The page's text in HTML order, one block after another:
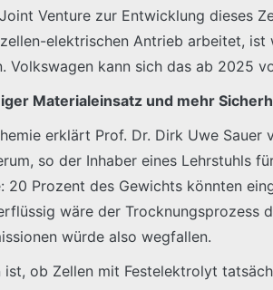
Venture zur Entwicklung dieses
elektrischen Antrieb arbeitet,
Volkswagen kann sich das ab 2025
Materialeinsatz und mehr
erklärt Prof. Dr. Dirk Uwe
so der Inhaber eines Lehrstuhls
20 Prozent des Gewichts könnten
wäre der Trocknungsprozess
würde also wegfallen.
ob Zellen mit Festelektrolyt